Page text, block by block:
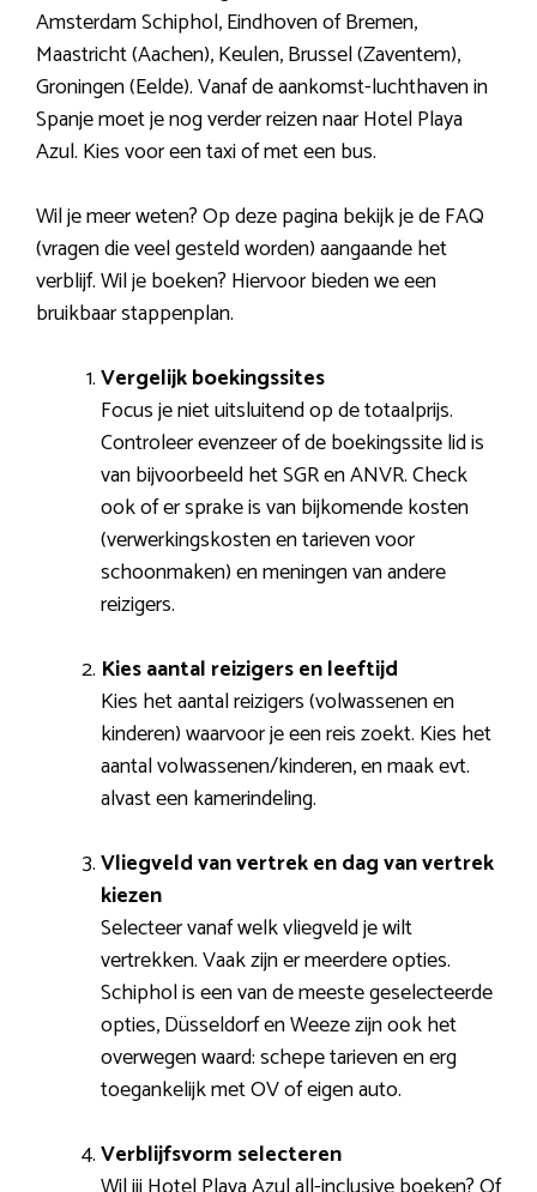
Amsterdam Schiphol, Eindhoven of Bremen,
Maastricht (Aachen), Keulen, Brussel (Zaventem),
Groningen (Eelde). Vanaf de aankomst-luchthaven in
Spanje moet je nog verder reizen naar Hotel Playa
Azul. Kies voor een taxi of met een bus.
Wil je meer weten? Op deze pagina bekijk je de FAQ
(vragen die veel gesteld worden) aangaande het
verblijf. Wil je boeken? Hiervoor bieden we een
bruikbaar stappenplan.
Vergelijk boekingssites
Focus je niet uitsluitend op de totaalprijs.
Controleer evenzeer of de boekingssite lid is
van bijvoorbeeld het SGR en ANVR. Check
ook of er sprake is van bijkomende kosten
(verwerkingskosten en tarieven voor
schoonmaken) en meningen van andere
reizigers.
Kies aantal reizigers en leeftijd
Kies het aantal reizigers (volwassenen en
kinderen) waarvoor je een reis zoekt. Kies het
aantal volwassenen/kinderen, en maak evt.
alvast een kamerindeling.
Vliegveld van vertrek en dag van vertrek
kiezen
Selecteer vanaf welk vliegveld je wilt
vertrekken. Vaak zijn er meerdere opties.
Schiphol is een van de meeste geselecteerde
opties, Düsseldorf en Weeze zijn ook het
overwegen waard: schepe tarieven en erg
toegankelijk met OV of eigen auto.
Verblijfsvorm selecteren